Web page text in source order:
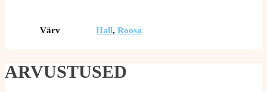
Värv Hall, Roosa
ARVUSTUSED